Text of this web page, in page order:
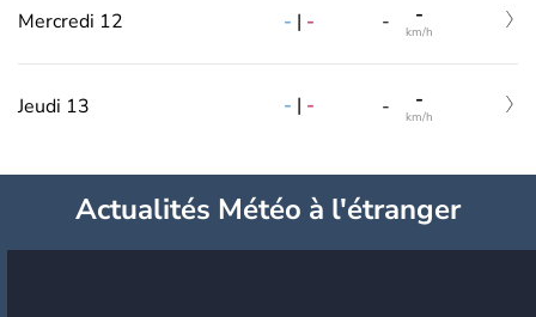
Mercredi 12 - | - - -
km/h
Jeudi 13 - | - - -
km/h
Actualités Météo à l'étranger